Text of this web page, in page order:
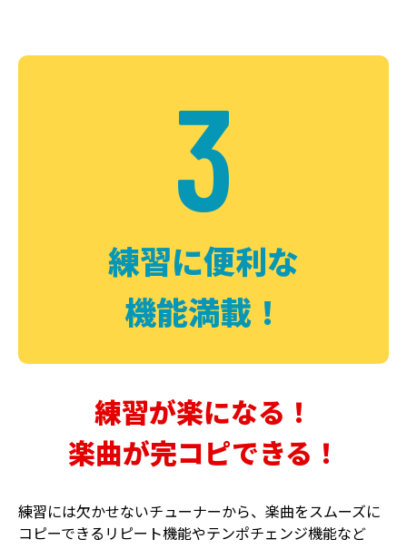
DELAY PHASER
3
練習に便利な
機能満載！
練習が楽になる！
楽曲が完コピできる！
練習には欠かせないチューナーから、楽曲をスムーズに
コピーできるリピート機能やテンポチェンジ機能など